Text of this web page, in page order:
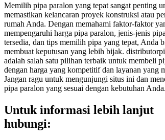
Memilih pipa paralon yang tepat sangat penting
memastikan kelancaran proyek konstruksi atau
rumah Anda. Dengan memahami faktor-faktor
mempengaruhi harga pipa paralon, jenis-jenis
tersedia, dan tips memilih pipa yang tepat, Anda
membuat keputusan yang lebih bijak.
adalah salah satu pilihan terbaik untuk membeli
dengan harga yang kompetitif dan layanan yang
Jangan ragu untuk mengunjungi situs ini dan
pipa paralon yang sesuai dengan kebutuhan Anda.
Untuk informasi lebih lanjut
hubungi: